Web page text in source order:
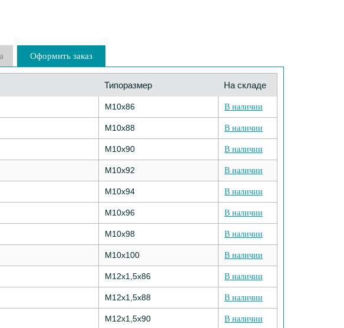
Оформить заказ
Типоразмер На складе
M10х86 В наличии
M10х88 В наличии
M10х90 В наличии
M10х92 В наличии
M10х94 В наличии
M10х96 В наличии
M10х98 В наличии
M10х100 В наличии
M12х1,5х86 В наличии
M12х1,5х88 В наличии
M12х1,5х90 В наличии